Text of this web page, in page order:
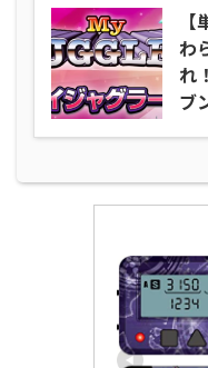
わ
れ
ブ